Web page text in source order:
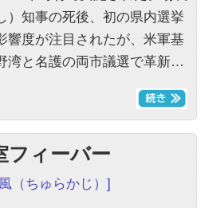
）知事の死後、初の県内選挙
響度が注目されたが、米軍基
湾と名護の両市議選で革新…
フィーバー
（ちゅらかじ）]